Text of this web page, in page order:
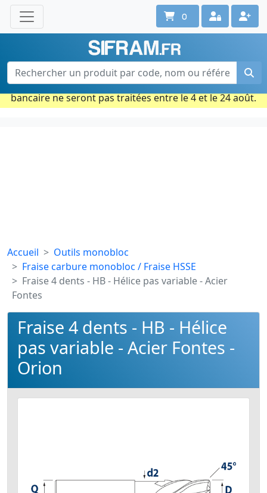
Une question ? Un conseil ?
Contactez-nous au 02 40 92 17 71
Ouvert du lun. au vend. de 08h à 18h
Période estivale : Les commandes prises par carte
bancaire ne seront pas traitées entre le 4 et le 24 août.
0
Accueil
Outils monobloc
Fraise carbure monobloc / Fraise HSSE
Fraise 4 dents - HB - Hélice pas variable - Acier
Fontes
Fraise 4 dents - HB - Hélice
pas variable - Acier Fontes -
Orion